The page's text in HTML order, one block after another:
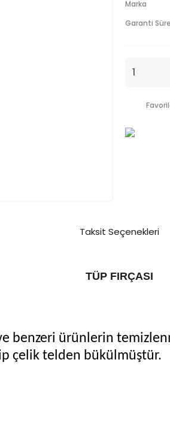
Marka
Garanti
Taksit Seçenekleri
TÜP FIRÇASI
ürünlerin
çelik telden bükülmüştür.